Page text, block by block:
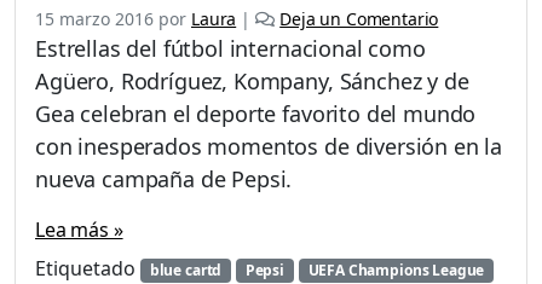
15 marzo 2016 por Laura | Deja un Comentario
Estrellas del fútbol internacional como
Agüero, Rodríguez, Kompany, Sánchez y de
Gea celebran el deporte favorito del mundo
con inesperados momentos de diversión en la
nueva campaña de Pepsi.
Lea más »
Etiquetado
blue cartd Pepsi UEFA Champions League